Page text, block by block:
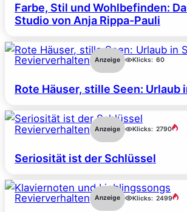
Farbe, Stil und Wohlbefinden:
Studio von Anja Rippa-Pauli
Revierverhalten Anzeige Klicks: 60
Rote Häuser, stille Seen: Urlaub
Revierverhalten Anzeige Klicks: 2790
Seriosität ist der Schlüssel
Revierverhalten Anzeige Klicks: 2499